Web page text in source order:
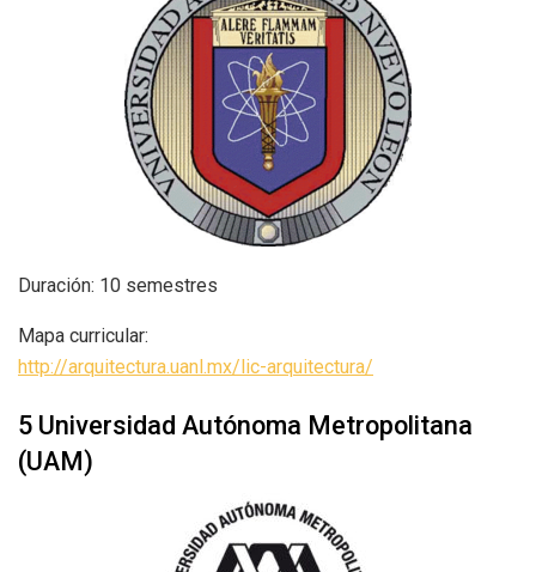
Duración: 10 semestres
Mapa curricular:
http://arquitectura.uanl.mx/lic-arquitectura/
5 Universidad Autónoma Metropolitana
(UAM)